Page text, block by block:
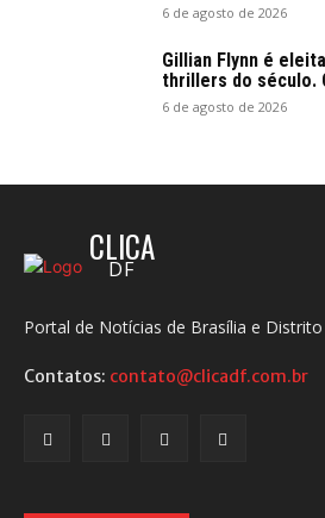
6 de agosto de 2026
Gillian Flynn é
thrillers do século.
6 de agosto de 2026
CLICA
DF
Portal de Notícias de Brasília e Distrito
Contatos: contato@clicadf.com.br